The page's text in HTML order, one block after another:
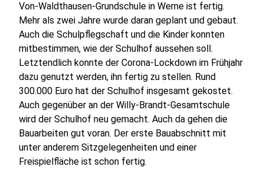
Von-Waldthausen-Grundschule in Werne ist fertig.
Mehr als zwei Jahre wurde daran geplant und gebaut.
Auch die Schulpflegschaft und die Kinder konnten
mitbestimmen, wie der Schulhof aussehen soll.
Letztendlich konnte der Corona-Lockdown im Frühjahr
dazu genutzt werden, ihn fertig zu stellen. Rund
300.000 Euro hat der Schulhof insgesamt gekostet.
Auch gegenüber an der Willy-Brandt-Gesamtschule
wird der Schulhof neu gemacht. Auch da gehen die
Bauarbeiten gut voran. Der erste Bauabschnitt mit
unter anderem Sitzgelegenheiten und einer
Freispielfläche ist schon fertig.